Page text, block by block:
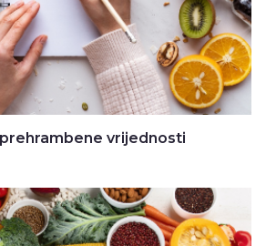
vrijednosti